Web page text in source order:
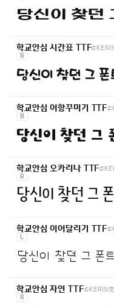
학교안심 시간표 TTF
R
당신이 찾던 그 폰
학교안심 어항꾸미기 TTF
B
학교안심 오카리나 TTF
R
학교안심 이어달리기 TTF
L
당신이 찾던 그 폰
학교안심 자연 TTF©KERIS(
R